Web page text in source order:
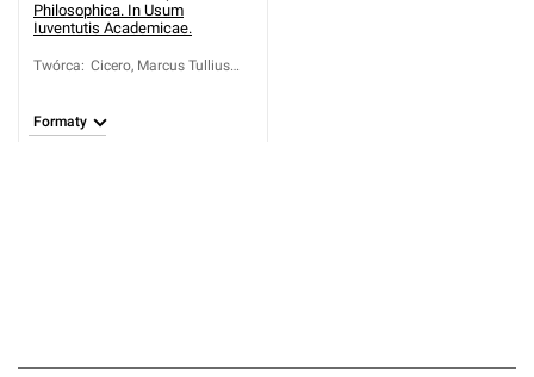
Philosophica. In Usum
Iuventutis Academicae.
Twórca: Cicero, Marcus Tullius
Formaty